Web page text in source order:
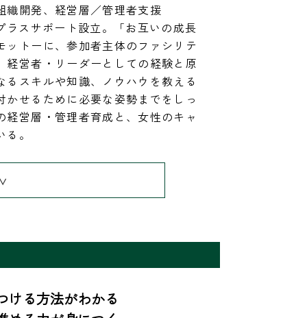
織開発、経営層／管理者支援
ラスサポート設立。「お互いの成長
ットーに、参加者主体のファシリテ
経営者・リーダーとしての経験と原
スキルや知識、ノウハウを教える
せるために必要な姿勢までをしっ
経営層・管理者育成と、女性のキャ
。
∨
ける方法がわかる